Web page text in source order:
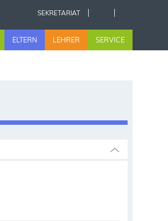
SEKRETARIAT
ELTERN LEHRER SERVICE